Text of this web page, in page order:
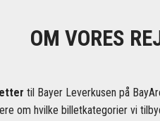
OM VORES
til Bayer Leverkusen på
om hvilke billetkategorier vi